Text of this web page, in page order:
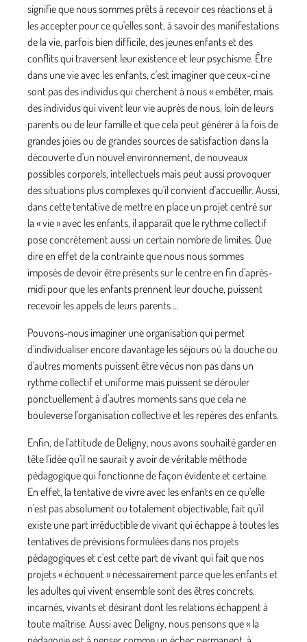
signifie que nous sommes prêts à recevoir ces réac­tions et à
les accepter pour ce qu'elles sont, à savoir des manifestations
de la vie, parfois bien difficile, des jeunes enfants et des
conflits qui traversent leur existence et leur psychisme. Être
dans une vie avec les enfants, c'est imaginer que ceux-ci ne
sont pas des individus qui cherchent à nous « embêter, mais
des individus qui vivent leur vie auprès de nous, loin de leurs
parents ou de leur famille et que cela peut géné­rer à la fois de
grandes joies ou de grandes sources de satisfaction dans la
découverte d'un nouvel environne­ment, de nouveaux
possibles corporels, intellectuels mais peut aussi provoquer
des situations plus com­plexes qu'il convient d'accueillir. Aussi,
dans cette ten­tative de mettre en place un projet centré sur
la « vie » avec les enfants, il apparaît que le rythme collectif
pose concrètement aussi un certain nombre de limites. Que
dire en effet de la contrainte que nous nous sommes
imposés de devoir être présents sur le centre en fin d'après-
midi pour que les enfants prennent leur douche, puissent
recevoir les appels de leurs parents ...
Pouvons-nous imaginer une organisation qui permet
d'individualiser encore davantage les séjours où la douche ou
d'autres moments puissent être vécus non pas dans un
rythme collectif et uniforme mais puissent se dérouler
ponctuellement à d'autres moments sans que cela ne
bouleverse l'organisation collective et les repères des enfants.
Enfin, de l'attitude de Deligny, nous avons souhaité garder en
tête l'idée qu'il ne saurait y avoir de véritable méthode
pédagogique qui fonctionne de façon évi­dente et certaine.
En effet, la tentative de vivre avec les enfants en ce qu'elle
n'est pas absolument ou tota­lement objectivable, fait qu'il
existe une part irréduc­tible de vivant qui échappe à toutes les
tentatives de prévisions formulées dans nos projets
pédagogiques et c'est cette part de vivant qui fait que nos
projets « échouent » nécessairement parce que les enfants et
les adultes qui vivent ensemble sont des êtres concrets,
incarnés, vivants et désirant dont les rela­tions échappent à
toute maîtrise. Aussi avec Deligny, nous pensons que « la